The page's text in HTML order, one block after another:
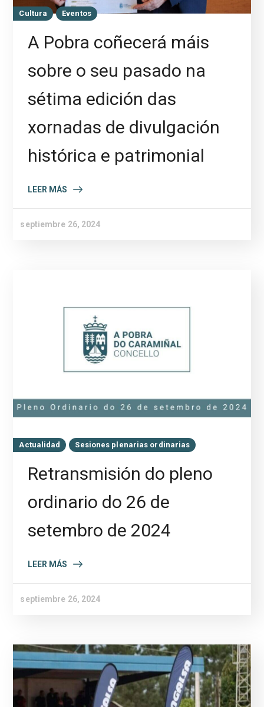
Cultura Eventos
A Pobra coñecerá máis
sobre o seu pasado na
sétima edición das
xornadas de divulgación
histórica e patrimonial
LEER MÁS
septiembre 26, 2024
Actualidad Sesiones plenarias ordinarias
Retransmisión do pleno
ordinario do 26 de
setembro de 2024
LEER MÁS
septiembre 26, 2024